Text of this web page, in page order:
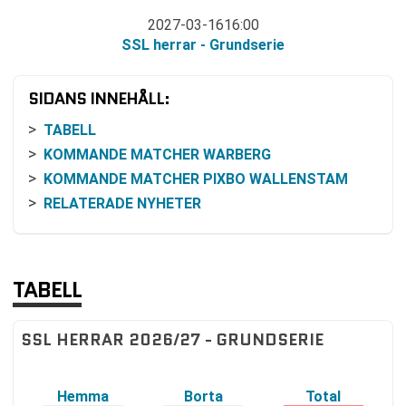
2027-03-1616:00
SSL herrar - Grundserie
SIDANS INNEHÅLL:
TABELL
KOMMANDE MATCHER WARBERG
KOMMANDE MATCHER PIXBO WALLENSTAM
RELATERADE NYHETER
TABELL
SSL HERRAR 2026/27 - GRUNDSERIE
Hemma Borta Total